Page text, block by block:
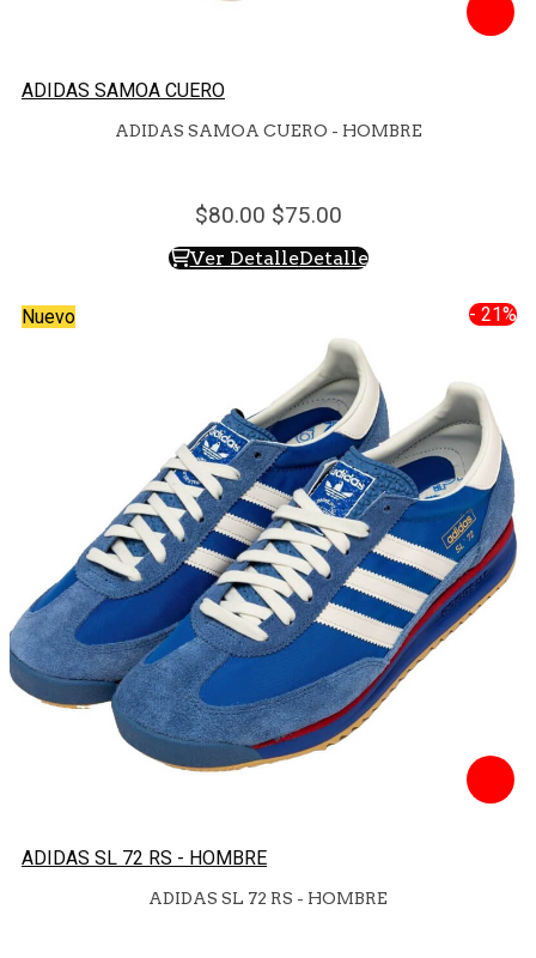
ADIDAS SAMOA CUERO
ADIDAS SAMOA CUERO - HOMBRE
80.00 75.00
Ver DetalleDetalle
- 21%
Nuevo
ADIDAS SL 72 RS - HOMBRE
ADIDAS SL 72 RS - HOMBRE